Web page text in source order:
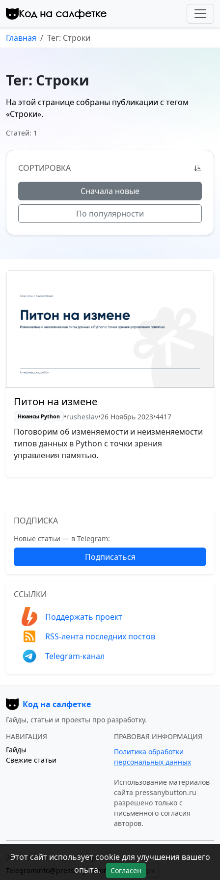
Перейти к контенту
Код на салфетке
Главная Тег: Строки
Тег: Строки
На этой странице собраны публикации с тегом
«Строки».
Статей: 1
СОРТИРОВКА
Сначала новые
По популярности
Питон на измене
Нюансы Python •rusheslav•26 Ноябрь 2023•4417
Поговорим об изменяемости и неизменяемости
типов данных в Python с точки зрения
управления памятью.
ПОДПИСКА
Новые статьи — в Telegram:
Подписаться
ССЫЛКИ
Поддержать проект
RSS-лента последних постов
Telegram-канал
Код на салфетке
Гайды, статьи и проекты про разработку.
НАВИГАЦИЯ
Гайды
Свежие статьи
ПРАВОВАЯ ИНФОРМАЦИЯ
Политика обработки
персональных данных
Использование материалов
сайта pressanybutton.ru
разрешено только c
письменного согласия
авторов.
2023–2026 © «Код на салфетке»
Telegraminfo@pressanybutton.ru ↑ Наверх
Этот сайт использует cookie для улучшения вашего
опыта.
Согласен